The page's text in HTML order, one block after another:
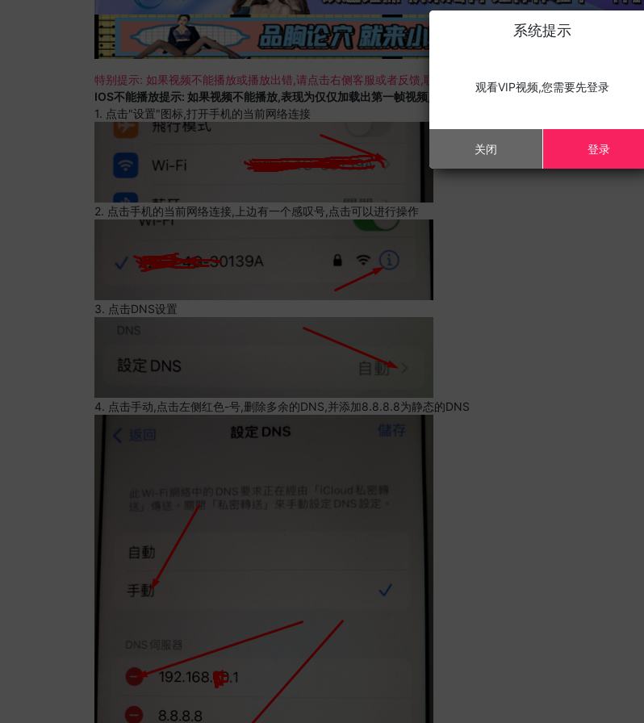
特别提示: 如果视频不能播放或播放出错,请点击右侧客服或者反馈,联系我们;
IOS不能播放提示: 如果视频不能播放,表现为仅仅加载出第一帧视频,且您的设备为苹果手机,请进行以下修改;
1. 点击"设置"图标,打开手机的当前网络连接
2. 点击手机的当前网络连接,上边有一个感叹号,点击可以进行操作
3. 点击DNS设置
4. 点击手动,点击左侧红色-号,删除多余的DNS,并添加8.8.8.8为静态的DNS
系统提示
观看VIP视频,您需要先登录
关闭 登录